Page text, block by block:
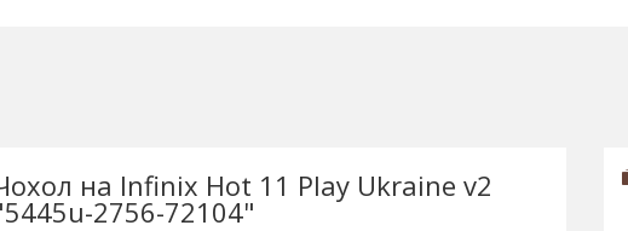
на Infinix Hot 11 Play Ukraine v2
2756-72104"